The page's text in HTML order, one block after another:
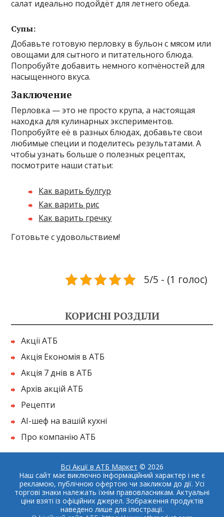
салат идеально подойдёт для летнего обеда.
Супы:
Добавьте готовую перловку в бульон с мясом или
овощами для сытного и питательного блюда.
Попробуйте добавить немного копчёностей для
насыщенного вкуса.
Заключение
Перловка — это не просто крупа, а настоящая
находка для кулинарных экспериментов.
Попробуйте её в разных блюдах, добавьте свои
любимые специи и поделитесь результатами. А
чтобы узнать больше о полезных рецептах,
посмотрите наши статьи:
Как варить булгур
Как варить рис
Как варить гречку
Готовьте с удовольствием!
5/5 - (1 голос)
КОРИСНІ РОЗДІЛИ
Акції АТБ
Акція Економія в АТБ
Акція 7 днів в АТБ
Архів акцій АТБ
Рецепти
AI-шеф на вашій кухні
Про компанію АТБ
Всі Акції в АТБ Маркет © 2026
Наш сайт має виключно інформаційний характер і не є
рекламою, публічною офертою чи закликом до дії. Усі
торгові знаки належать їхнім правовласникам. Актуальні
ціни взяті із офіційних джерел. Зображення продуктів
наведено лише для ілюстрації.